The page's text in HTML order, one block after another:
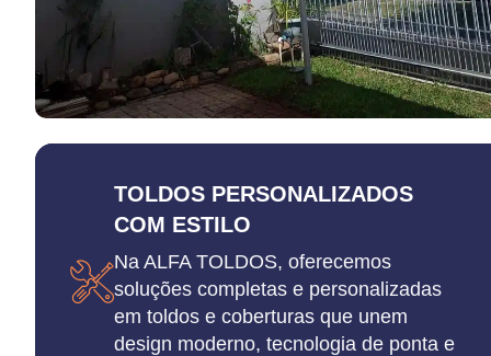
TOLDOS PERSONALIZADOS
COM ESTILO
Na ALFA TOLDOS, oferecemos
soluções completas e personalizadas
em toldos e coberturas que unem
design moderno, tecnologia de ponta e